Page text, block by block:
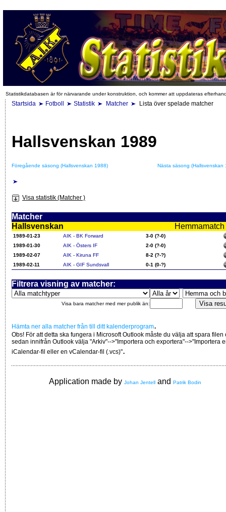
Statistikdatabasen är för närvarande under konstruktion, och kommer att uppdateras
Startsida Fotboll Statistik Matcher Lista över spelade matcher
Hallsvenskan 1989
Föregående säsong (Hallsvenskan 1988) Nästa säsong (Hallsvenskan
Visa statistik (Matcher )
Matcher
Hallsvenskan
1989-01-23 AIK - BK Forward
3-0 (?-0)
1989-01-30
AIK - Östers IF
2-0 (?-0)
1989-02-07
AIK - Kiruna FF
8-2 (?-?)
1989-02-11
AIK - GIF Sundsvall 0-1 (0-?)
Filtrera visning av matcher:
Visa bara matcher med mer publik än:
Hämta ner alla matcher från till ditt kalenderprogram.
Obs! För att detta ska fungera i Microsoft Outlook måste du välja att spara filen
sedan innifrån Outlook välja "Arkiv"-->"Importera och exportera"-->"Importera
iCalendar-fil eller en vCalendar-fil (.vcs)".
Application made by Johan Jentell and Patrik Bodin